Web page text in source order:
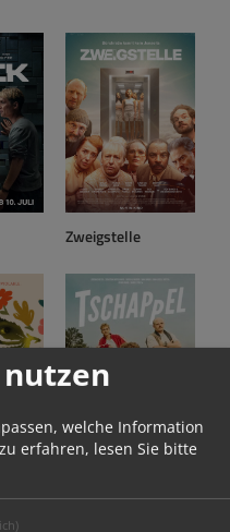
Zweigstelle
welche Information
erfahren, lesen Sie bitte